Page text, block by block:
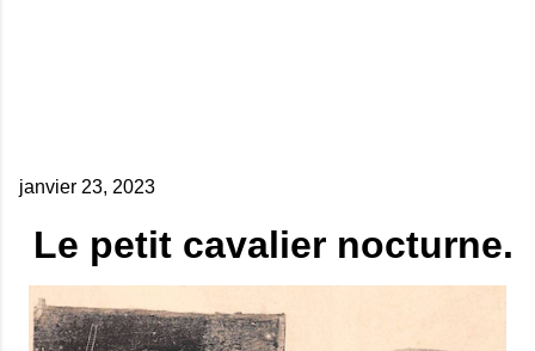
janvier 23, 2023
Le petit cavalier nocturne.